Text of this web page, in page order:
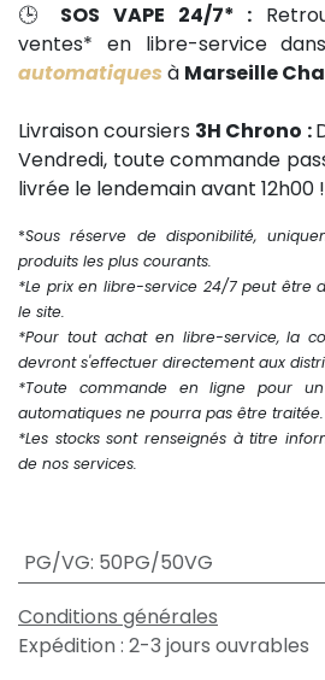
🕒 SOS VAPE 24/7* :
ventes* en libre-service
automatiques à Marseille
Livraison coursiers 3H Chrono :
Vendredi, toute commande
livrée le lendemain avant 12h00 !
*Sous réserve de disponibilité,
produits les plus courants.
*Le prix en libre-service 24/7 peut être
le site.
*Pour tout achat en libre-service, la
devront s'effectuer directement aux
*Toute commande en ligne pour
automatiques ne pourra pas être traitée.
*Les stocks sont renseignés à titre
de nos services.
PG/VG: 50PG/50VG
Conditions générales
Expédition : 2-3 jours ouvrables